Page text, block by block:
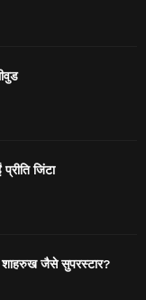
जिंटा
शाहरुख जैसे सुपरस्टार?